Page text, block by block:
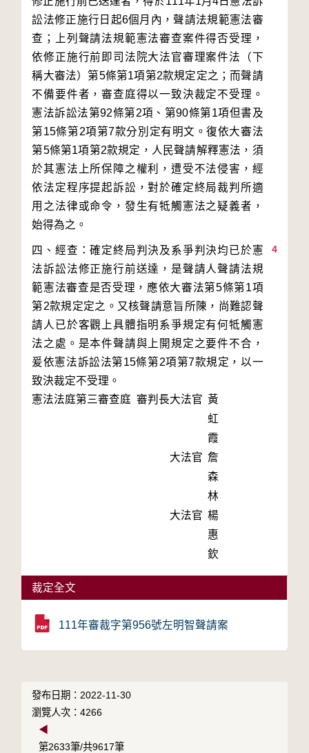
訟法修正施行日起6個月內，聲請法規範憲法審
查；上列聲請法規範憲法審查案件得否受理，
依修正施行前即司法院大法官審理案件法（下
稱大審法）第5條第1項第2款規定定之；而聲請
不備要件者，審查庭得以一致決裁定不受理。
憲法訴訟法第92條第2項、第90條第1項但書及
第15條第2項第7款分別定有明文。復依大審法
第5條第1項第2款規定，人民聲請解釋憲法，須
於其憲法上所保障之權利，遭受不法侵害，經
依法定程序提起訴訟，對於確定終局裁判所適
用之法律或命令，發生有牴觸憲法之疑義者，
4
四、經查：確定終局判決及系爭判決均已於憲
法訴訟法修正施行前送達，是聲請人聲請法規
範憲法審查是否受理，應依大審法第5條第1項
第2款規定定之。又核聲請意旨所陳，尚難認聲
請人已於客觀上具體指明系爭規定有何牴觸憲
法之處。是本件聲請與上開規定之要件不合，
爰依憲法訴訟法第15條第2項第7款規定，以一
致決裁定不受理。
憲法法庭第三審查庭 審判長大法官 黃
虹
霞
大法官 詹
森
林
大法官 楊
惠
欽
裁定全文
111年審裁字第956號左明智聲請案
發布日期：2022-11-30
瀏覽人次：4266
◀
第2633筆/共9617筆